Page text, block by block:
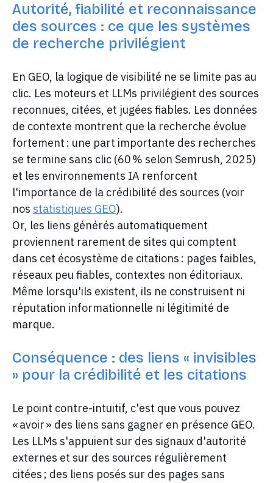
Autorité, fiabilité et reconnaissance
des sources : ce que les systèmes
de recherche privilégient
En GEO, la logique de visibilité ne se limite pas au
clic. Les moteurs et LLMs privilégient des sources
reconnues, citées, et jugées fiables. Les données
de contexte montrent que la recherche évolue
fortement : une part importante des recherches
se termine sans clic (60 % selon Semrush, 2025)
et les environnements IA renforcent
l'importance de la crédibilité des sources (voir
nos statistiques GEO).
Or, les liens générés automatiquement
proviennent rarement de sites qui comptent
dans cet écosystème de citations : pages faibles,
réseaux peu fiables, contextes non éditoriaux.
Même lorsqu'ils existent, ils ne construisent ni
réputation informationnelle ni légitimité de
marque.
Conséquence : des liens « invisibles
» pour la crédibilité et les citations
Le point contre-intuitif, c'est que vous pouvez
« avoir » des liens sans gagner en présence GEO.
Les LLMs s'appuient sur des signaux d'autorité
externes et sur des sources régulièrement
citées ; des liens posés sur des pages sans